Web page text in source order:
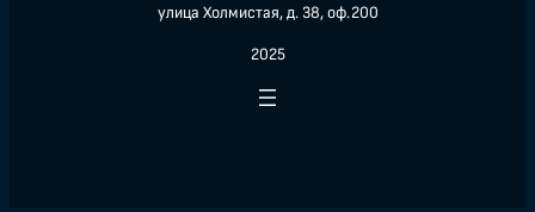
улица Холмистая, д. 38, оф.200
2025